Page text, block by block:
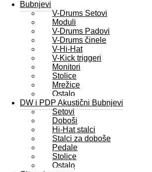
Bubnjevi
V-Drums Setovi
Moduli
V-Drums Padovi
V-Drums činele
V-Hi-Hat
V-Kick triggeri
Monitori
Stolice
Mrežice
Ostalo
DW i PDP Akustični Bubnjevi
Setovi
Doboši
Hi-Hat stalci
Stalci za doboše
Pedale
Stolice
Ostalo